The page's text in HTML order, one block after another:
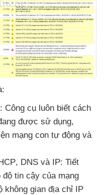
Công cụ luôn biết cách
được sử dụng,
mạng con tự động và
, DNS và IP: Tiết
độ tin cậy của mạng
không gian địa chỉ IP